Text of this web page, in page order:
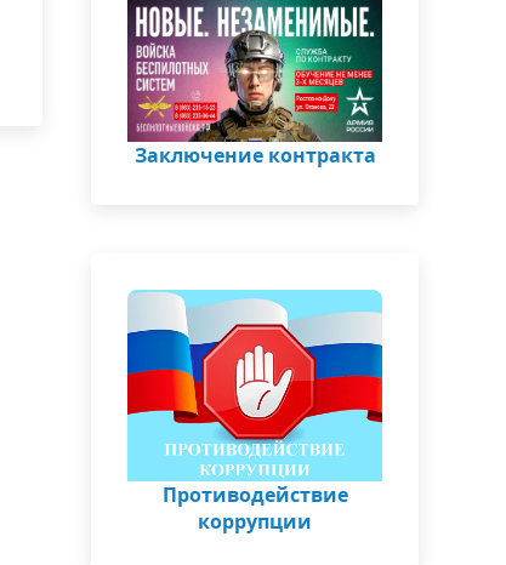
Заключение контракта
Противодействие
коррупции